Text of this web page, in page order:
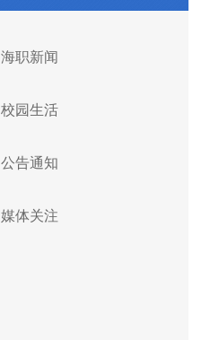
海职新闻
校园生活
公告通知
媒体关注